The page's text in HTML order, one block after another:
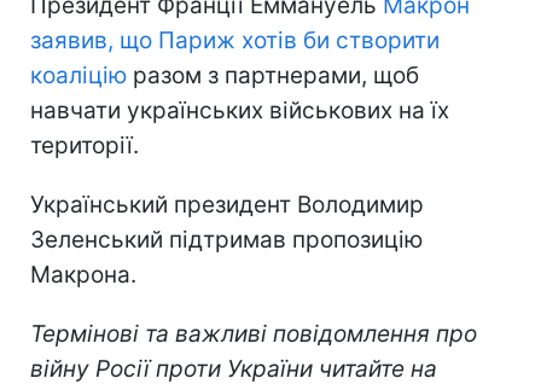
заявив, що Париж хотів би створити
коаліцію разом з партнерами, щоб
навчати українських військових на їх
території.
Український президент Володимир
Зеленський підтримав пропозицію
Макрона.
Термінові та важливі повідомлення про
війну Росії проти України читайте на